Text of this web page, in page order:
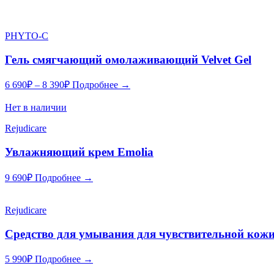
PHYTO-C
Гель смягчающий омолаживающий Velvet Gel
6 690₽ – 8 390₽ Подробнее →
Нет в наличии
Rejudicare
Увлажняющий крем Emolia
9 690₽ Подробнее →
Rejudicare
Средство для умывания для чувствительной
5 990₽ Подробнее →